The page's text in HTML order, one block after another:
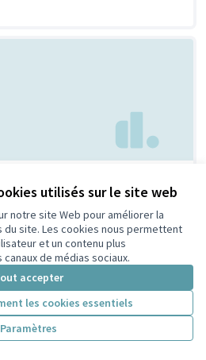
utilisés sur le site web
notre site Web pour améliorer la
site. Les cookies nous permettent
et un contenu plus
de médias sociaux.
accepter
les cookies essentiels
Paramètres
citoyen